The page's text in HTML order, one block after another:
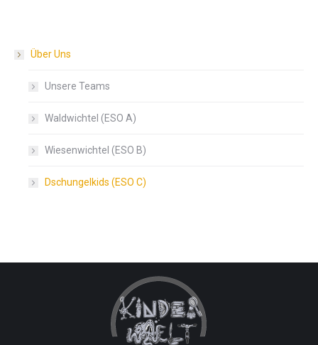
Über Uns
Unsere Teams
Waldwichtel (ESO A)
Wiesenwichtel (ESO B)
Dschungelkids (ESO C)